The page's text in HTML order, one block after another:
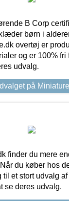
B Corp
børn i
overtøj er
og er 100% fri
udvalg.
på
finder du mere
du køber hos
til et stort udvalg
se deres udvalg.